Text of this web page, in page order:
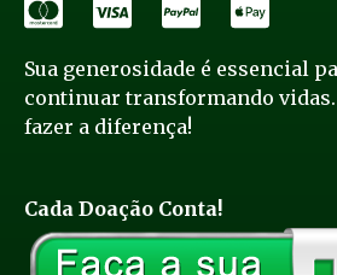
Sua generosidade é essencial
continuar transformando vidas.
fazer a diferença!
Cada Doação Conta!